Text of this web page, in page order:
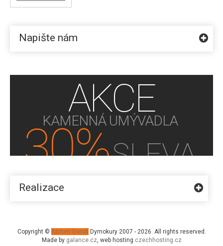
Napište nám
AKCE
KAMENNÁ UMÝVADLA
30%SLEVA
Realizace
Copyright © Kámen Donát Dymokury 2007 - 2026. All rights reserved.
Made by galance.cz, web hosting czechhosting.cz